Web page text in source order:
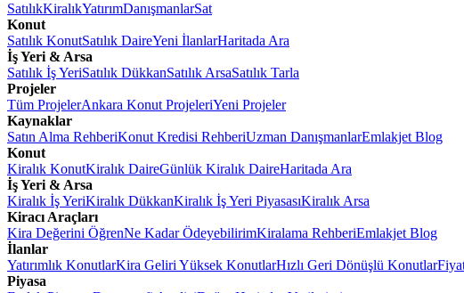
SatılıkKiralıkYatırımDanışmanlarSat
Konut
Satılık KonutSatılık DaireYeni İlanlarHaritada Ara
İş Yeri & Arsa
Satılık İş YeriSatılık DükkanSatılık ArsaSatılık Tarla
Projeler
Tüm ProjelerAnkara Konut ProjeleriYeni Projeler
Kaynaklar
Satın Alma RehberiKonut Kredisi RehberiUzman DanışmanlarEmlakjet Blog
Konut
Kiralık KonutKiralık DaireGünlük Kiralık DaireHaritada Ara
İş Yeri & Arsa
Kiralık İş YeriKiralık DükkanKiralık İş Yeri PiyasasıKiralık Arsa
Kiracı Araçları
Kira Değerini ÖğrenNe Kadar ÖdeyebilirimKiralama RehberiEmlakjet Blog
İlanlar
Yatırımlık KonutlarKira Geliri Yüksek KonutlarHızlı Geri Dönüşlü Konutlar
Piyasa